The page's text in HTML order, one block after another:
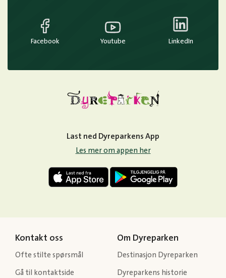
Facebook Youtube LinkedIn
Last ned Dyreparkens App
Les mer om appen her
Kontakt oss
Ofte stilte spørsmål
Gå til kontaktside
Om Dyreparken
Destinasjon Dyreparken
Dyreparkens historie